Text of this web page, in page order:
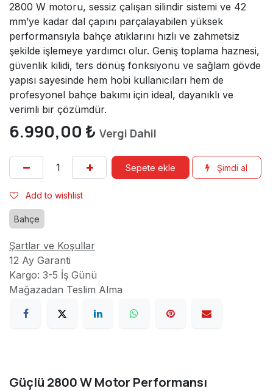
2800 W motoru, sessiz çalışan silindir sistemi ve 42
mm’ye kadar dal çapını parçalayabilen yüksek
performansıyla bahçe atıklarını hızlı ve zahmetsiz
şekilde işlemeye yardımcı olur. Geniş toplama haznesi,
güvenlik kilidi, ters dönüş fonksiyonu ve sağlam gövde
yapısı sayesinde hem hobi kullanıcıları hem de
profesyonel bahçe bakımı için ideal, dayanıklı ve
verimli bir çözümdür.
6.990,00 ₺ Vergi Dahil
Sepete ekle Şimdi al
Add to wishlist
Bahçe
Şartlar ve Koşullar
12 Ay Garanti
Kargo: 3-5 İş Günü
Mağazadan Teslim Alma
Güçlü 2800 W Motor Performansı